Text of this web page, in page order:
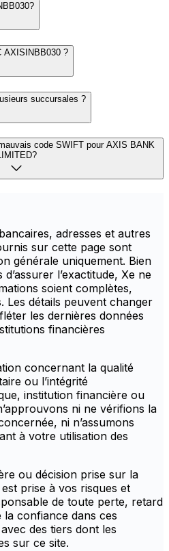
AXISINBB030 ?
succursales ?
code SWIFT pour AXIS BANK
adresses et autres
sur cette page sont
générale uniquement. Bien
l’exactitude, Xe ne
soient complètes,
Les détails peuvent changer
les dernières données
financières
concernant la qualité
ou l’intégrité
institution financière ou
ni ne vérifions la
ni n’assumons
à votre utilisation des
ou décision prise sur la
prise à vos risques et
de toute perte, retard
confiance dans ces
des tiers dont les
sur ce site.